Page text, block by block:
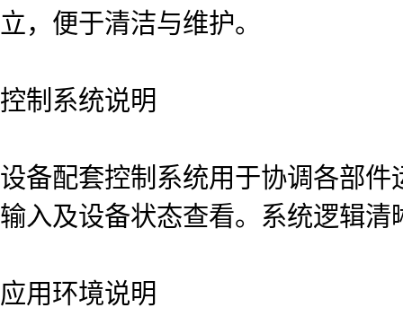
立，便于清洁与维护。
控制系统说明
设备配套控制系统用于协调各部
输入及设备状态查看。系统逻辑
应用环境说明